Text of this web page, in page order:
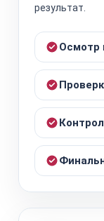
результат.
Осмотр